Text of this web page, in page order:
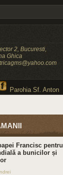
2, Bucuresti,
Ghica
Parohia Sf. Anton
Francisc pentru
a bunicilor și